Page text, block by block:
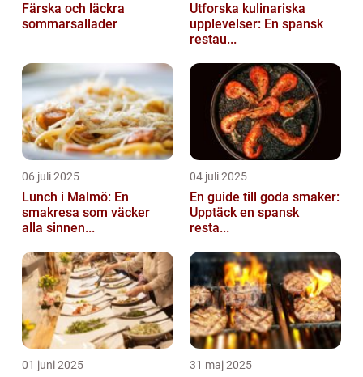
Färska och läckra
sommarsallader
Utforska kulinariska
upplevelser: En spansk
restau...
06 juli 2025
Lunch i Malmö: En
smakresa som väcker
alla sinnen...
04 juli 2025
En guide till goda smaker:
Upptäck en spansk
resta...
01 juni 2025 31 maj 2025